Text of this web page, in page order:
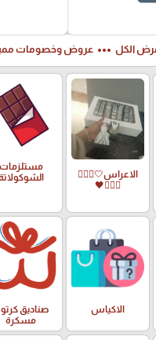
الكل more_horiz عروض وخصومات
الاعراس🤍🤵🏻‍♀️
👰🏻‍♀️🖤
مستلزمات
الاكياس
صناديق
مسكرة